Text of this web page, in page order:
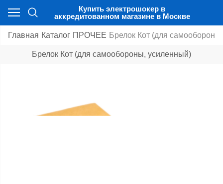
Купить электрошокер в
аккредитованном магазине в Москве
Главная Каталог ПРОЧЕЕ Брелок Кот (для
Брелок Кот (для самообороны, усиленный)